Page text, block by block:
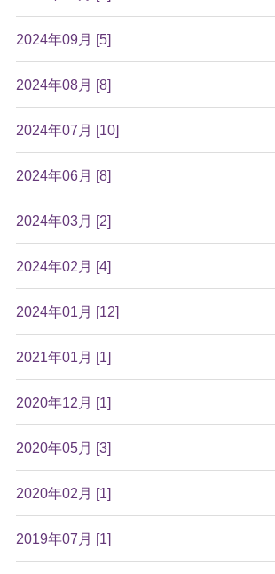
2024年09月 [5]
2024年08月 [8]
2024年07月 [10]
2024年06月 [8]
2024年03月 [2]
2024年02月 [4]
2024年01月 [12]
2021年01月 [1]
2020年12月 [1]
2020年05月 [3]
2020年02月 [1]
2019年07月 [1]